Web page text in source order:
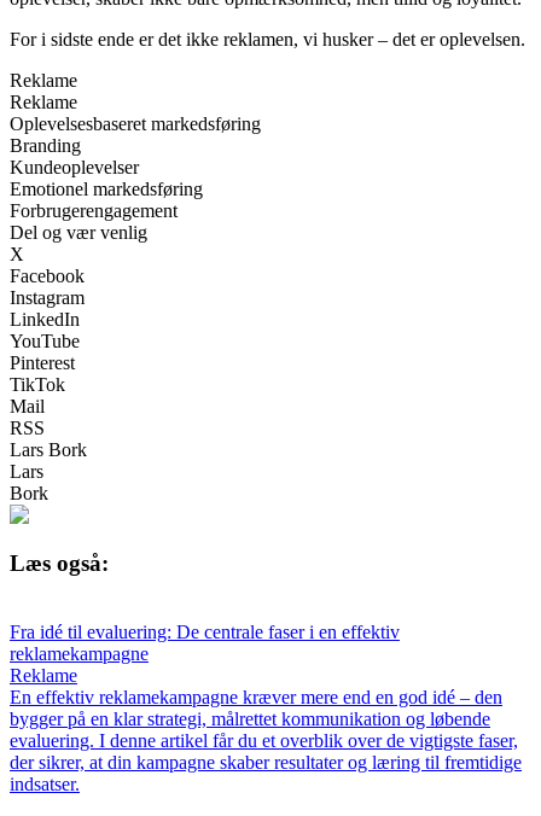
For i sidste ende er det ikke reklamen, vi husker – det er oplevelsen.
Reklame
Reklame
Oplevelsesbaseret markedsføring
Branding
Kundeoplevelser
Emotionel markedsføring
Forbrugerengagement
Del og vær venlig
X
Facebook
Instagram
LinkedIn
YouTube
Pinterest
TikTok
Mail
RSS
Lars Bork
Lars
Bork
Læs også:
Fra idé til evaluering: De centrale faser i en effektiv
reklamekampagne
Reklame
En effektiv reklamekampagne kræver mere end en god idé – den
bygger på en klar strategi, målrettet kommunikation og løbende
evaluering. I denne artikel får du et overblik over de vigtigste faser,
der sikrer, at din kampagne skaber resultater og læring til fremtidige
indsatser.